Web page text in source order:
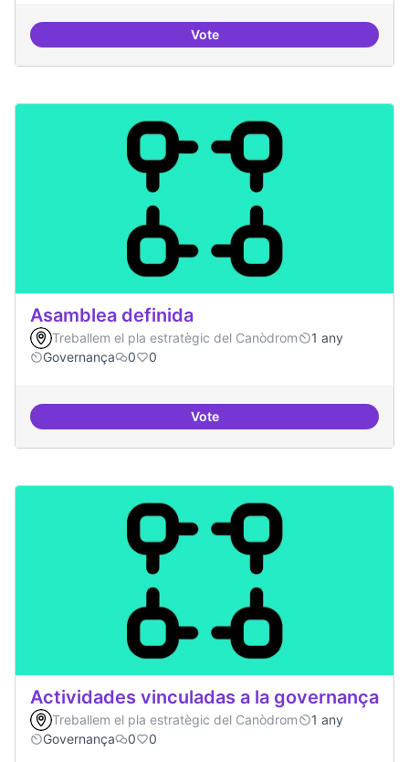
VoteMecanismes de gpvernança
Asamblea definida
Treballem el pla estratègic del Canòdrom
1 any
Governança
0 0
VoteAsamblea definida
Actividades vinculadas a la governança
Treballem el pla estratègic del Canòdrom
1 any
Governança
0 0